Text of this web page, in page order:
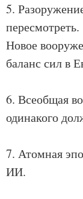
5.
Новое
баланс сил в
6. Всеобщая
одинакого
7. Атомная
ИИ.